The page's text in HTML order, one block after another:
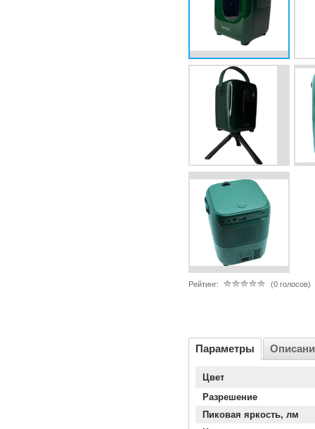
Рейтинг: (0 голосов)
Параметры
Цвет
Разрешение
Пиковая яркость, лм